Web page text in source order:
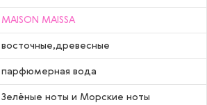
MAISON MAISSA
восточные,древесные
парфюмерная вода
Зелёные ноты и Морские ноты